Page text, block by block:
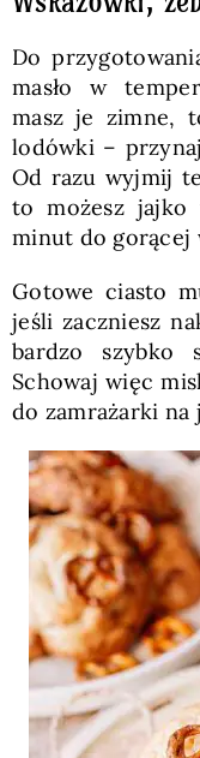
Do
masło w
masz je zimne,
lodówki –
Od razu wyjmij
to możesz jajko
minut do gorącej
Gotowe ciasto
jeśli zaczniesz
bardzo szybko
Schowaj więc
do zamrażarki na